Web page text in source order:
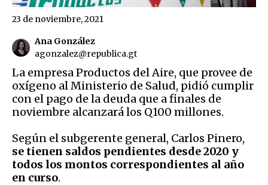
Ana González
agonzalez@republica.gt
23 de noviembre, 2021
La empresa Productos del Aire, que provee de
oxígeno al Ministerio de Salud, pidió cumplir
con el pago de la deuda que a finales de
noviembre alcanzará los Q100 millones.
Según el subgerente general, Carlos Pinero,
se tienen saldos pendientes desde 2020 y
todos los montos correspondientes al año
en curso.